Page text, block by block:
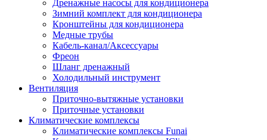
Дренажные насосы для кондиционера
Зимний комплект для кондиционера
Кронштейны для кондиционера
Медные трубы
Кабель-канал/Аксессуары
Фреон
Шланг дренажный
Холодильный инструмент
Вентиляция
Приточно-вытяжные установки
Приточные установки
Климатические комплексы
Климатические комплексы Funai